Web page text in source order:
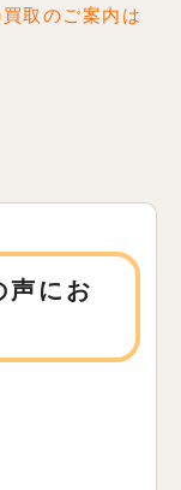
取のご案内は
声にお